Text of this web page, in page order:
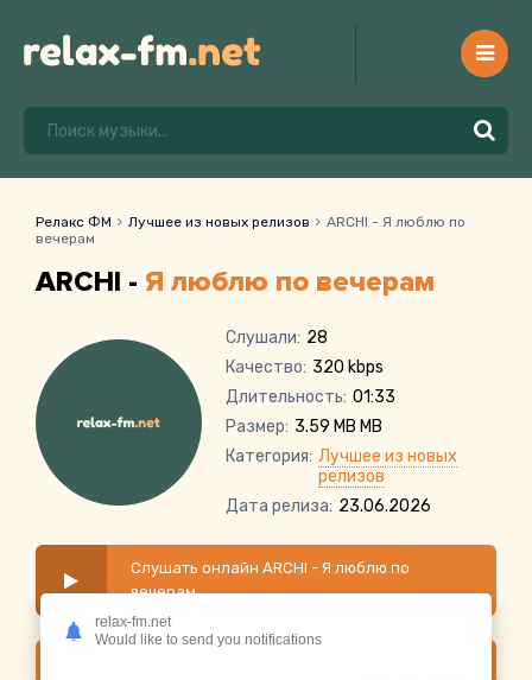
Релакс ФМ Лучшее из новых релизов
ARCHI - Я люблю по
вечерам
ARCHI - Я люблю по вечерам
Слушали: 28
Качество: 320 kbps
Длительность: 01:33
Размер: 3.59 MB MB
Категория: Лучшее из новых
релизов
Дата релиза: 23.06.2026
Слушать онлайн ARCHI - Я люблю по
вечерам
relax-fm.net
Would like to send you notifications